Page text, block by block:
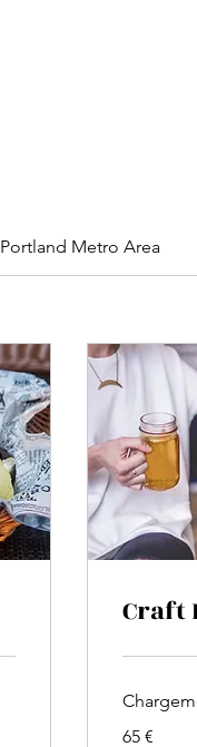
Portland Metro Area
Craft
euros
65 €